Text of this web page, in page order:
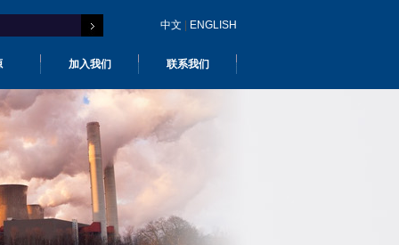
中文 ENGLISH
加入我们 联系我们